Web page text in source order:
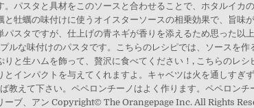
パスタと具材をこのソースと合わせることで、ホタルイカ
牡蠣の味付けに使うオイスターソースの相乗効果で、旨味
スタですが、仕上げの青ネギが香りを添えるため思った以
ルな味付けのパスタです。こちらのレシピでは、ソースを
と生ハムを飾って、贅沢に食べてください！, こちらのレ
インパクトを与えてくれますよ。キャベツは火を通しすぎ
教えて下さい。ペペロンチーノはよく作ります。ペペロン
ーブ、アン Copyright© The Orangepage Inc. All Rights